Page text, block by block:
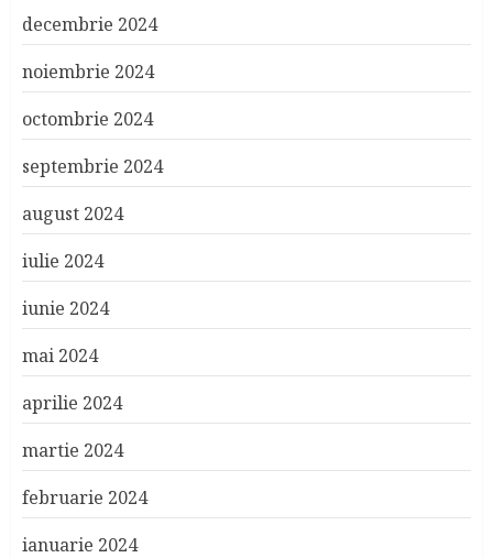
decembrie 2024
noiembrie 2024
octombrie 2024
septembrie 2024
august 2024
iulie 2024
iunie 2024
mai 2024
aprilie 2024
martie 2024
februarie 2024
ianuarie 2024